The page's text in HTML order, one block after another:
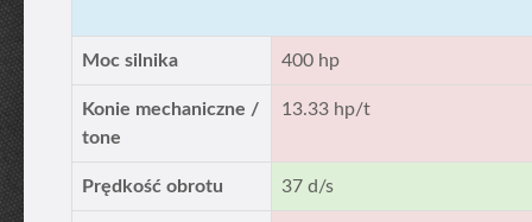
Moc silnika 400 hp
Konie mechaniczne /
tone
13.33 hp/t
Prędkość obrotu 37 d/s